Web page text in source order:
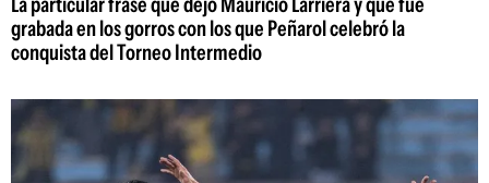
grabada en los gorros con los que Peñarol celebró la
conquista del Torneo Intermedio